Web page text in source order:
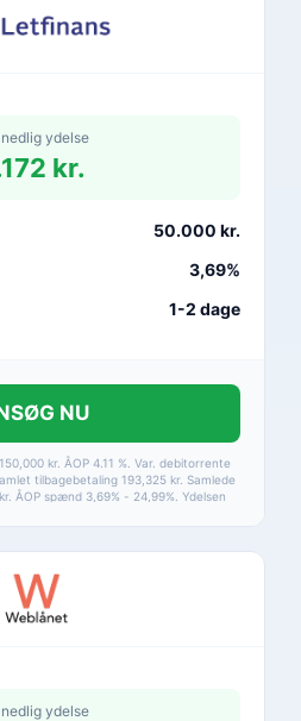
ydelse
kr.
50.000 kr.
3,69%
1-2 dage
NU
kr. ÅOP 4.11 %. Var. debitorrente
tilbagebetaling 193,325 kr. Samlede
ÅOP spænd 3,69% - 24,99%. Ydelsen
ydelse